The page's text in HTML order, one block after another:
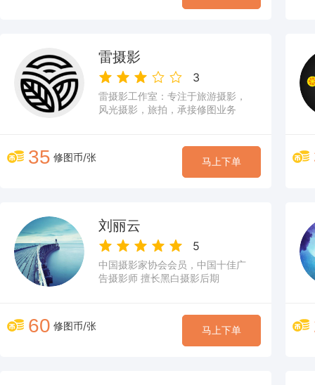
雷摄影
3
雷摄影工作室：专注于旅游摄影，
风光摄影，旅拍，承接修图业务
35 修图币/张 马上下单
刘丽云
5
中国摄影家协会会员，中国十佳广
告摄影师 擅长黑白摄影后期
60 修图币/张 马上下单